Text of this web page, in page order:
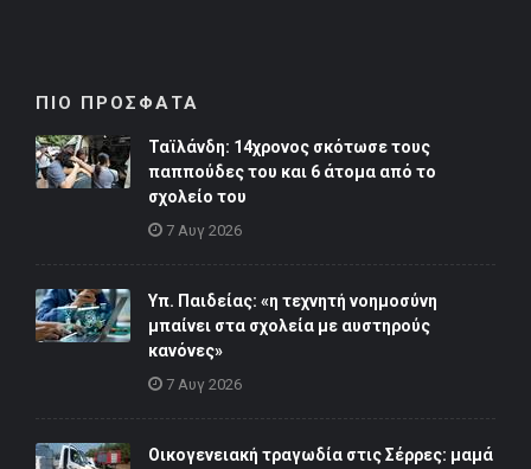
ΠΙΟ ΠΡΟΣΦΑΤΑ
Ταϊλάνδη: 14χρονος σκότωσε τους
παππούδες του και 6 άτομα από το
σχολείο του
7 Αυγ 2026
Υπ. Παιδείας: «η τεχνητή νοημοσύνη
μπαίνει στα σχολεία με αυστηρούς
κανόνες»
7 Αυγ 2026
Οικογενειακή τραγωδία στις Σέρρες: μαμά